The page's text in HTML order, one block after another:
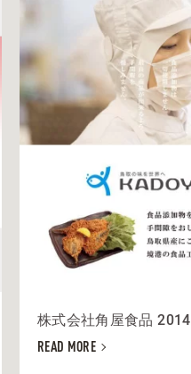
株式会社角屋食品 2014
READ MORE